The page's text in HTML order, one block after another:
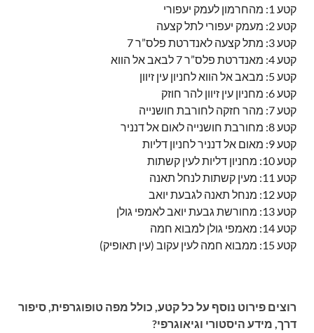
קטע 1: מהחרמון לעמק יעפורי
קטע 2: מעמק יעפורי לתל קצעה
קטע 3: מתל קצעה לאנדרטת פלס”ר 7
קטע 4: מאנדרטת פלס”ר 7 לבאב אל הווא
קטע 5: מבאב אל הווא לחניון עין זיוון
קטע 6: מחניון עין זיוון להר חוזק
קטע 7: מהר חזקה לחורבת חושנייה
קטע 8: מחורבת חושנייה לאום אל דנניר
קטע 9: מאום אל דנניר לחניון דליות
קטע 10: מחניון דליות לעין קשתות
קטע 11: מעין קשתות לנחל תאנה
קטע 12: מנחל תאנה לגבעת יואב
קטע 13: מחורשת גבעת יואב לאמפי גולן
קטע 14: מאמפי גולן למבוא חמה
קטע 15: ממבוא חמה לעין עקוב (עין תאופיק)
רוצים פירוט נוסף על כל קטע, כולל מפה טופוגרפית, סיפור
דרך, מידע היסטורי וגיאוגרפי?